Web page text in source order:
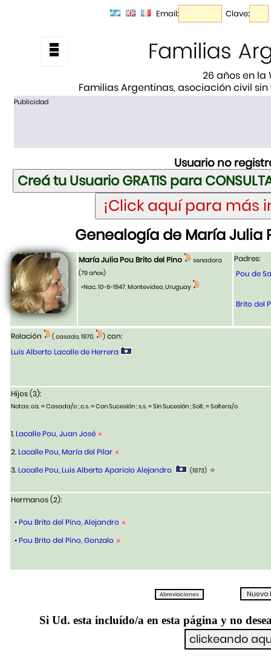
Email: Clave:
26 años en la
Familias Argentinas, asociación civil
Publicidad
Usuario no
Genealogía de María Julia
María Julia Pou Brito del Pino
senadora
(79 años)
•Nac. 10-6-1947, Montevideo, Uruguay
Padres:
Pou de
Brito del
Relación ( casado, 1970, ) con:
Luis Alberto Lacalle de Herrera
Hijos (3):
Notas: ca. = Casada/o ; c.s. = Con Sucesión ; s.s. = Sin Sucesión ; Solt. = Soltera/o
1.Lacalle Pou, Juan José
2.Lacalle Pou, María del Pilar
3.Lacalle Pou, Luis Alberto Aparicio Alejandro (1973)
Hermanos (2):
•Pou Brito del Pino, Alejandro
•Pou Brito del Pino, Gonzalo
Si Ud. esta incluído/a en esta página y no